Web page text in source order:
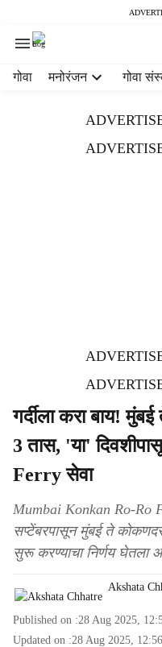
गोवा मनोरंजन गोवा
गर्दीला करा बाय!
3 तास, 'या'
Ferry सेवा
Mumbai Konkan Ro-Ro
सप्टेंबरपासून मुंबई ते
सुरू करण्याचा निर्णय घेतला
Akshata
Published on :28 Aug 2025,
Updated on :28 Aug 2025,